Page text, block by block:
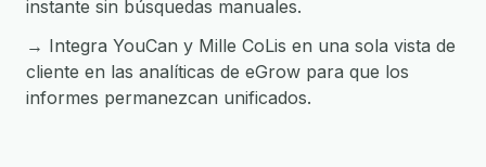
instante sin búsquedas manuales.
→ Integra YouCan y Mille CoLis en una sola vista de
cliente en las analíticas de eGrow para que los
informes permanezcan unificados.